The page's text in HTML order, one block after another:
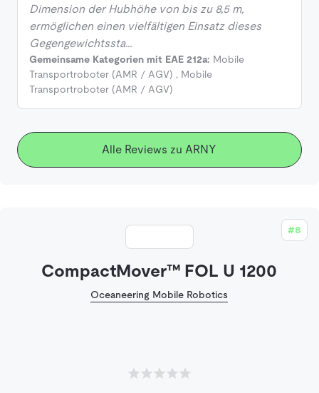
Dimension der Hubhöhe von bis zu 8,5 m,
ermöglichen einen vielfältigen Einsatz dieses
Gegengewichtssta…
Gemeinsame Kategorien mit EAE 212a: Mobile
Transportroboter (AMR / AGV) , Mobile
Transportroboter (AMR / AGV)
Alle Reviews zu ARNY
#8
CompactMover™ FOL U 1200
Oceaneering Mobile Robotics